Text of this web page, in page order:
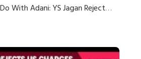
With Adani: YS Jagan Rejects